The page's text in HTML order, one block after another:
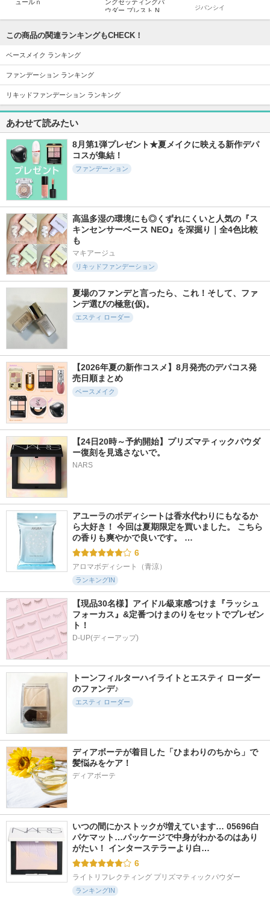
ュールｎ
ングセッティングパ
ウダー プレスト N
ジバンシイ
5.1
2341件
ダブル ウェア ステ
イ イン プレイス メ
ークアップ N
エスティ ローダー
ルース パウダー
ディオールスキン
ディオール
5.3
11261件
サンシェルター マ
ルチ プロテクショ
ン トーンアップCC
コスメデコルテ
5.2
6201件
メイク キープ ミス
コーセーコスメニエン
ス
5.7
5839件
タンイドル ウルト
2436件
グロウ･セラム･ファ
ンデーション
ジバンシイ
プ ローズ+
ラ ロッシュ ポゼ
5.3
563件
ダブル ウェア セカ
ム プライマー
エスティ ローダー
5.2
3241件
ボビイ ブラウン
この商品の関連ランキングもCHECK！
ベースメイク ランキング
ファンデーション ランキング
リキッドファンデーション ランキング
あわせて読みたい
8月第1弾プレゼント★夏メイクに映える新作デパ
コスが集結！
ファンデーション
高温多湿の環境にも◎くずれにくいと人気の『ス
キンセンサーベース NEO』を深掘り｜全4色比較
も
マキアージュ
リキッドファンデーション
夏場のファンデと言ったら、これ！そして、ファ
ンデ選びの極意(仮)。
エスティ ローダー
【2026年夏の新作コスメ】8月発売のデパコス発
売日順まとめ
ベースメイク
【24日20時～予約開始】プリズマティックパウダ
ー復刻を見逃さないで。
NARS
アユーラのボディシートは香水代わりにもなるか
ら大好き！ 今回は夏期限定を買いました。 こちら
の香りも爽やかで良いです。 …
6
アロマボディシート（青涼）
ランキングIN
【現品30名様】アイドル級束感つけま『ラッシュ
フォーカス』&定番つけまのりをセットでプレゼン
ト！
D-UP(ディーアップ)
トーンフィルターハイライトとエスティ ローダー
のファンデ♪
エスティ ローダー
ディアボーテが着目した「ひまわりのちから」で
髪悩みをケア！
ディアボーテ
いつの間にかストックが増えています… 05696白
パケマット…パッケージで中身がわかるのはあり
がたい！ インターステラーより白…
6
ライトリフレクティング プリズマティックパウダー
ランキングIN